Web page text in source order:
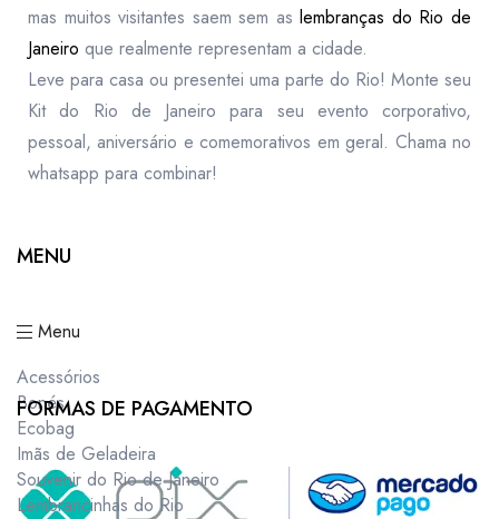
mas muitos visitantes saem sem aslembranças do Rio de
Janeiro que realmente representam a cidade.
Leve para casa ou presentei uma parte do Rio! Monte seu
Kit do Rio de Janeiro para seu evento corporativo,
pessoal, aniversário e comemorativos em geral. Chama no
whatsapp para combinar!
MENU
Menu
Acessórios
Bonés
Ecobag
Imãs de Geladeira
Souvenir do Rio de Janeiro
Lembrancinhas do Rio
FORMAS DE PAGAMENTO